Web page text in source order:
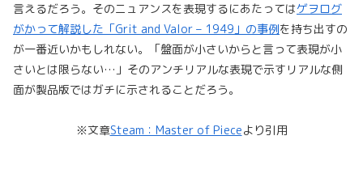
言えるだろう。そのニュアンスを表現するにあたってはゲヲログ
がかって解説した「Grit and Valor – 1949」の事例を持ち出すの
が一番近いかもしれない。「盤面が小さいからと言って表現が小
さいとは限らない…」そのアンチリアルな表現で示すリアルな側
面が製品版ではガチに示されることだろう。
※文章Steam：Master of Pieceより引用